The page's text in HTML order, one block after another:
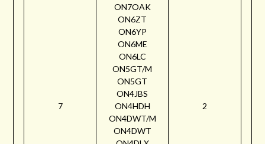
7
ON7OAK
ON6ZT
ON6YP
ON6ME
ON6LC
ON5GT/M
ON5GT
ON4JBS
ON4HDH
ON4DWT/M
ON4DWT
2